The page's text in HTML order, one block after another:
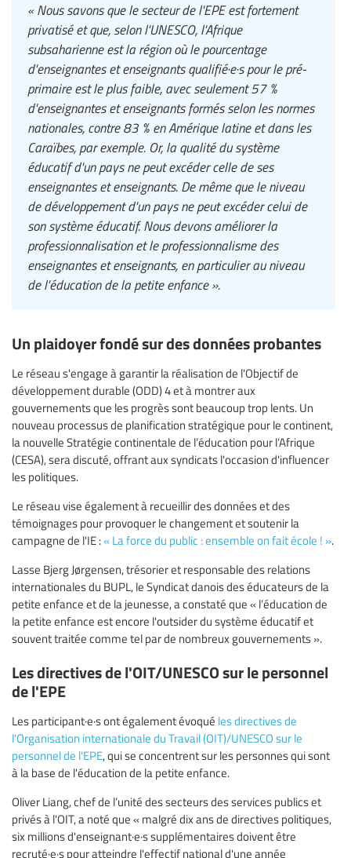
« Nous savons que le secteur de l'EPE est fortement
privatisé et que, selon l'UNESCO, l'Afrique
subsaharienne est la région où le pourcentage
d'enseignantes et enseignants qualifié·e·s pour le pré-
primaire est le plus faible, avec seulement 57 %
d'enseignantes et enseignants formés selon les normes
nationales, contre 83 % en Amérique latine et dans les
Caraïbes, par exemple. Or, la qualité du système
éducatif d'un pays ne peut excéder celle de ses
enseignantes et enseignants. De même que le niveau
de développement d'un pays ne peut excéder celui de
son système éducatif. Nous devons améliorer la
professionnalisation et le professionnalisme des
enseignantes et enseignants, en particulier au niveau
de l'éducation de la petite enfance ».
Un plaidoyer fondé sur des données probantes
Le réseau s'engage à garantir la réalisation de l'Objectif de
développement durable (ODD) 4 et à montrer aux
gouvernements que les progrès sont beaucoup trop lents. Un
nouveau processus de planification stratégique pour le continent,
la nouvelle Stratégie continentale de l’éducation pour l’Afrique
(CESA), sera discuté, offrant aux syndicats l'occasion d'influencer
les politiques.
Le réseau vise également à recueillir des données et des
témoignages pour provoquer le changement et soutenir la
campagne de l'IE :« La force du public : ensemble on fait école ! ».
Lasse Bjerg Jørgensen, trésorier et responsable des relations
internationales du BUPL, le Syndicat danois des éducateurs de la
petite enfance et de la jeunesse, a constaté que « l’éducation de
la petite enfance est encore l'outsider du système éducatif et
souvent traitée comme tel par de nombreux gouvernements ».
Les directives de l'OIT/UNESCO sur le personnel
de l'EPE
Les participant·e·s ont également évoqué les directives de
l'Organisation internationale du Travail (OIT)/UNESCO sur le
personnel de l'EPE, qui se concentrent sur les personnes qui sont
à la base de l'éducation de la petite enfance.
Oliver Liang, chef de l’unité des secteurs des services publics et
privés à l'OIT, a noté que « malgré dix ans de directives politiques,
six millions d'enseignant·e·s supplémentaires doivent être
recruté·e·s pour atteindre l'effectif national d'une année